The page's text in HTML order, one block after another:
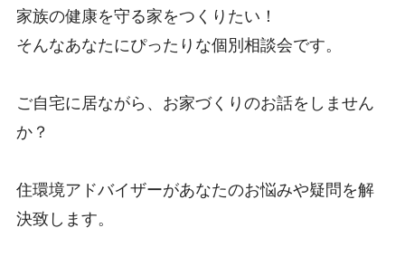
家族の健康を守る家をつくりたい！
そんなあなたにぴったりな個別相談会です。
ご自宅に居ながら、お家づくりのお話をしません
か？
住環境アドバイザーがあなたのお悩みや疑問を解
決致します。